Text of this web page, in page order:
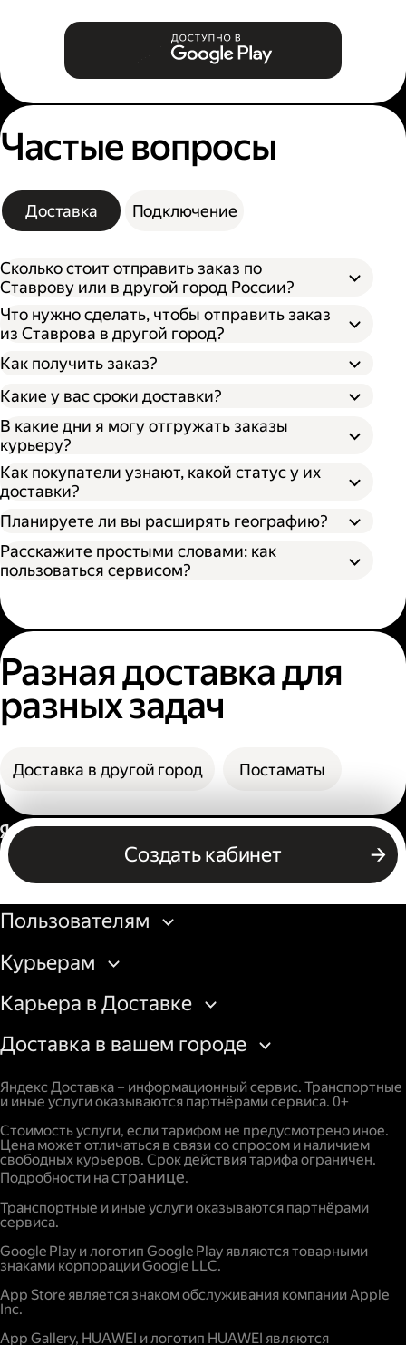
Частые вопросы
Доставка Подключение
Сколько стоит отправить заказ по
Ставрову или в другой город России?
Откройте кабинет для бизнеса;
Укажите, откуда забрать заказ и куда его
доставить;
Впишите необходимые данные о заказе;
Выберите тип оплаты;
В поле «Заказать» вы увидите конечную
стоимость доставки.
Что нужно сделать, чтобы отправить заказ
из Ставрова в другой город?
Как получить заказ?
По штрихкоду. Покажите штрихкод
сотруднику, отсканировав его, он отдаст
ваш заказ;
По номеру заказа. Получателю нужно
назвать номер заказа, чтобы сотрудник
мог выдать заказ;
По коду из смс. Получателю нужно назвать
получить его по номеру телефона.
Какие у вас сроки доставки?
В какие дни я могу отгружать заказы
курьеру?
Как покупатели узнают, какой статус у их
доставки?
Планируете ли вы расширять географию?
Расскажите простыми словами: как
пользоваться сервисом?
Разная доставка для
разных задач
Доставка в другой город Постаматы
Создать кабинет
Россия
Бизнесу
Пользователям
Курьерам
Карьера в Доставке
Доставка в вашем городе
Яндекс Доставка – информационный сервис. Транспортные
и иные услуги оказываются партнёрами сервиса. 0+
Стоимость услуги, если тарифом не предусмотрено иное.
Цена может отличаться в связи со спросом и наличием
свободных курьеров. Срок действия тарифа ограничен.
Подробности настранице.
Транспортные и иные услуги оказываются партнёрами
сервиса.
Google Play и логотип Google Play являются товарными
знаками корпорации Google LLC.
App Store является знаком обслуживания компании Apple
Inc.
App Gallery, HUAWEI и логотип HUAWEI являются